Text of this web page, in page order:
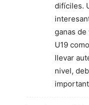
difíciles.
ganas
U19
llevar
nivel,